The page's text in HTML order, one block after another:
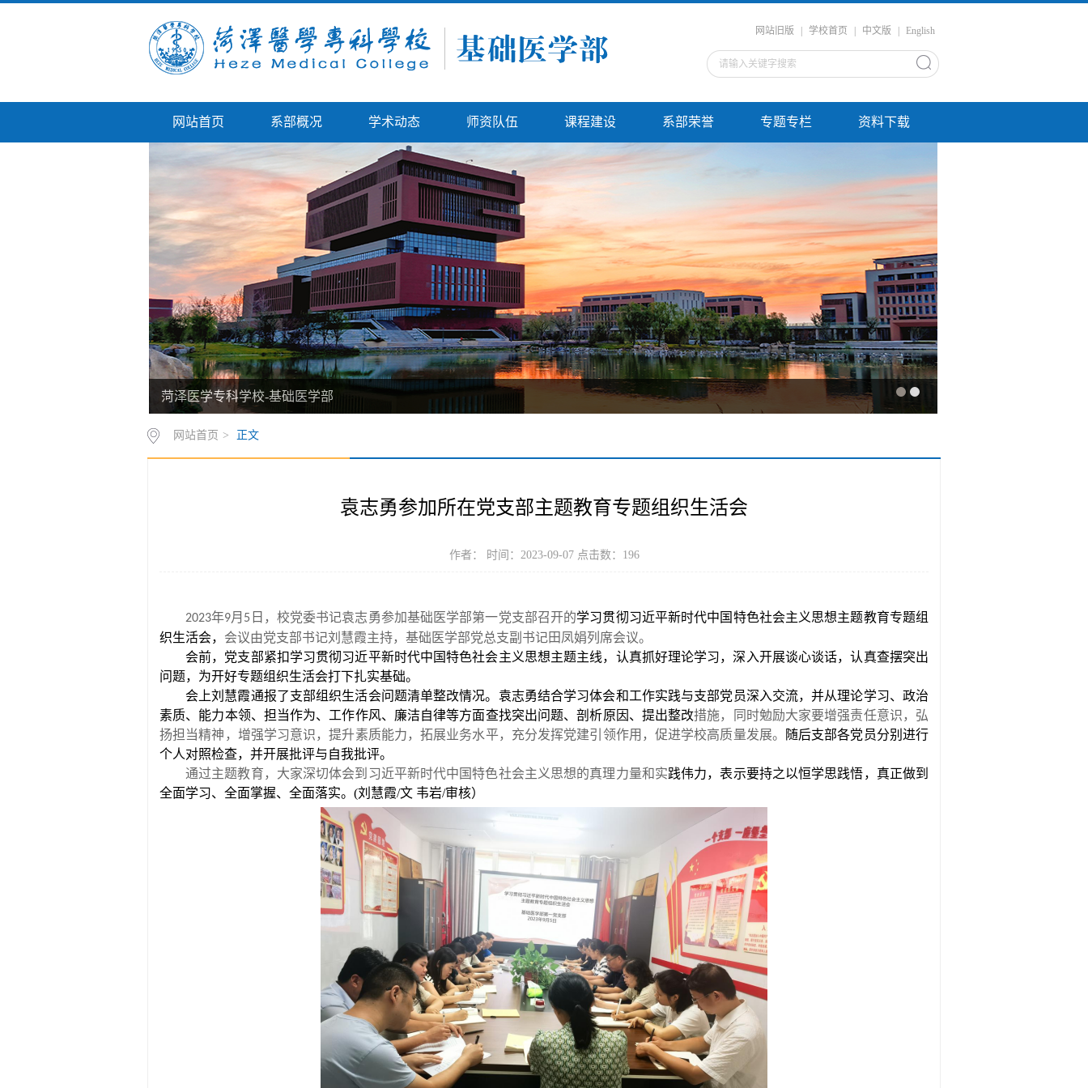
网站旧版 学校首页 中文版 English
网站首页 系部概况 学术动态 师资队伍 课程建设 系部荣誉 专题专栏 资料下载
菏泽医学专科学校-基础医学部
网站首页 > 正文
袁志勇参加所在党支部主题教育专题组织生活会
作者： 时间：2023-09-07 点击数： 196
2023年9月 5 日，校党委书记袁志勇参加基础医学部第一党支部召开的学习贯彻习近平新时代中国特色社会主义思想主题教育专题组
织生活会， 会议由党支部书记刘慧霞主持，基础医学部党总支副书记田凤娟列席会议。
会前，党支部紧扣学习贯彻习近平新时代中国特色社会主义思想主题主线，认真抓好理论学习，深入开展谈心谈话，认真查摆突出
问题，为开好专题组织生活会打下扎实基础。
会上刘慧霞通报了支部组织生活会问题清单整改情况。 袁志勇结合学习体会和工作实践与支部党员深入交流，并从理论学习、政治
素质、能力本领、担当作为、工作作风、廉洁自律等方面查找突出问题、剖析原因、提出整改措施，同时勉励大家要增强责任意识，弘
扬担当精神，增强学习意识，提升素质能力，拓展业务水平，充分发挥党建引领作用，促进学校高质量发展。
随后支部各党员分别 进行
个人对照检查，并开展批评与自我批评。
通过主题教育，大家深切体会到习近平新时代中国特色社会主义思想的真理力量和实践伟力，表示要持之以恒学思践悟，真正做到
全面学习、全面掌握、全面落实。 (刘慧霞/文 韦岩/审核）